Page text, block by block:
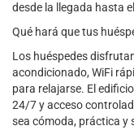
desde la llegada hasta
Qué hará que tus
Los huéspedes
acondicionado, WiFi
para relajarse. El
24/7 y acceso
sea cómoda, práctica y